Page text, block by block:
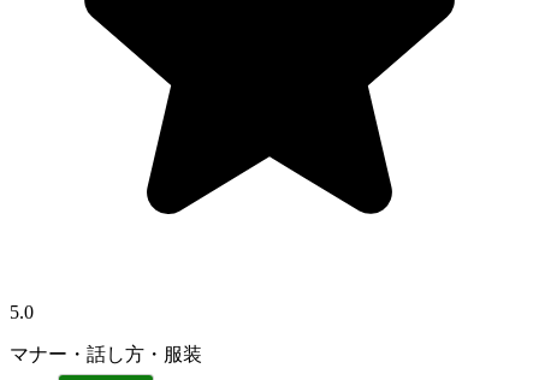
5.0
マナー・話し方・服装